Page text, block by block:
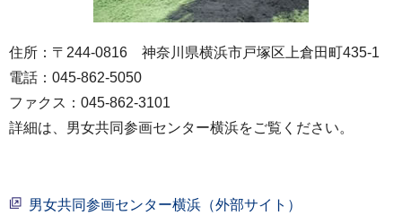
住所：〒244-0816 神奈川県横浜市戸塚区上倉田町435-1
電話：045-862-5050
ファクス：045-862-3101
詳細は、男女共同参画センター横浜をご覧ください。
男女共同参画センター横浜（外部サイト）